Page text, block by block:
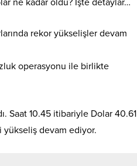
rekor yükselişler devam
operasyonu ile birlikte
Saat 10.45 itibariyle Dolar 40.61
yükseliş devam ediyor.